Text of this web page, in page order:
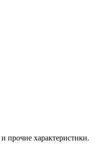
и прочие характеристики.